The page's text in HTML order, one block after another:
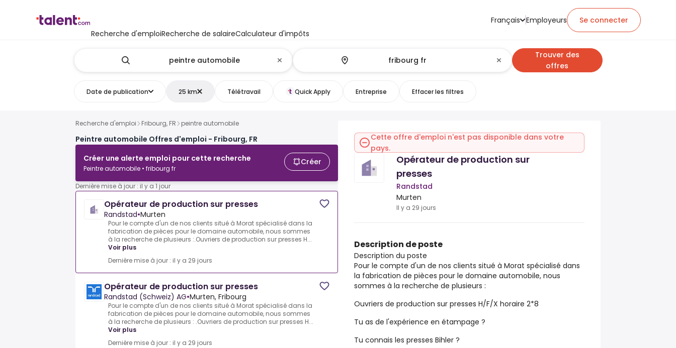
Recherche d'emploiRecherche de salaireCalculateur d'impôts
Français Employeurs Se connecter
Trouver des
offres
Date de publication 25 km Télétravail Quick Apply Entreprise Effacer les filtres
Recherche d'emploi Fribourg, FR peintre automobile
Peintre automobile Offres d'emploi - Fribourg, FR
Créer une alerte emploi pour cette recherche
Peintre automobile • fribourg fr
Créer
Dernière mise à jour : il y a 1 jour
Opérateur de production sur presses
Randstad•Murten
Pour le compte d'un de nos clients situé à Morat spécialisé dans la
fabrication de pièces pour le domaine automobile, nous sommes
à la recherche de plusieurs :.Ouvriers de production sur presses H...
Voir plus
Dernière mise à jour : il y a 29 jours
Opérateur de production sur presses
Randstad (Schweiz) AG•Murten, Fribourg
Pour le compte d'un de nos clients situé à Morat spécialisé dans la
fabrication de pièces pour le domaine automobile, nous sommes
à la recherche de plusieurs : .Ouvriers de production sur presses H...
Voir plus
Dernière mise à jour : il y a 29 jours
Cette offre d'emploi n'est pas disponible dans votre
pays.
Opérateur de production sur
presses
Randstad
Murten
Il y a 29 jours
Description de poste
Description du poste
Pour le compte d'un de nos clients situé à Morat spécialisé dans
la fabrication de pièces pour le domaine automobile, nous
sommes à la recherche de plusieurs :
Ouvriers de production sur presses H/F/X horaire 2*8
Tu as de l'expérience en étampage ?
Tu connais les presses Bihler ?